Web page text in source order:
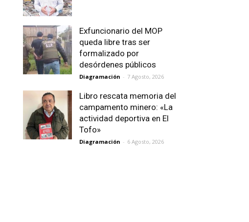
Exfuncionario del MOP
queda libre tras ser
formalizado por
desórdenes públicos
Diagramación - 7 Agosto, 2026
Libro rescata memoria del
campamento minero: «La
actividad deportiva en El
Tofo»
Diagramación - 6 Agosto, 2026